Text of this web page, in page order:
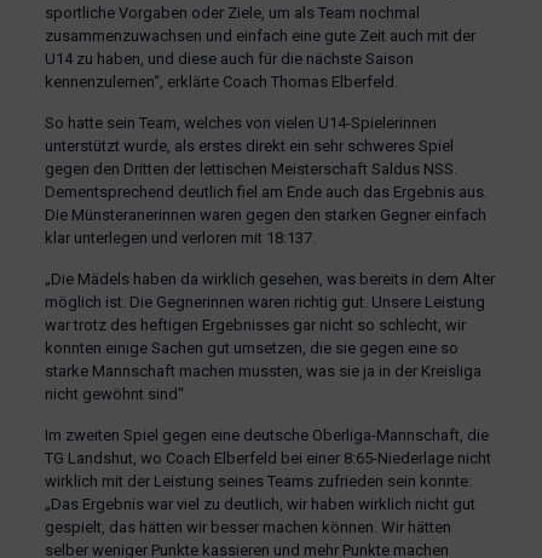
sportliche Vorgaben oder Ziele, um als Team nochmal
zusammenzuwachsen und einfach eine gute Zeit auch mit der
U14 zu haben, und diese auch für die nächste Saison
kennenzulernen“, erklärte Coach Thomas Elberfeld.
So hatte sein Team, welches von vielen U14-Spielerinnen
unterstützt wurde, als erstes direkt ein sehr schweres Spiel
gegen den Dritten der lettischen Meisterschaft Saldus NSS.
Dementsprechend deutlich fiel am Ende auch das Ergebnis aus.
Die Münsteranerinnen waren gegen den starken Gegner einfach
klar unterlegen und verloren mit 18:137.
„Die Mädels haben da wirklich gesehen, was bereits in dem Alter
möglich ist. Die Gegnerinnen waren richtig gut. Unsere Leistung
war trotz des heftigen Ergebnisses gar nicht so schlecht, wir
konnten einige Sachen gut umsetzen, die sie gegen eine so
starke Mannschaft machen mussten, was sie ja in der Kreisliga
nicht gewöhnt sind“
Im zweiten Spiel gegen eine deutsche Oberliga-Mannschaft, die
TG Landshut, wo Coach Elberfeld bei einer 8:65-Niederlage nicht
wirklich mit der Leistung seines Teams zufrieden sein konnte:
„Das Ergebnis war viel zu deutlich, wir haben wirklich nicht gut
gespielt, das hätten wir besser machen können. Wir hätten
selber weniger Punkte kassieren und mehr Punkte machen